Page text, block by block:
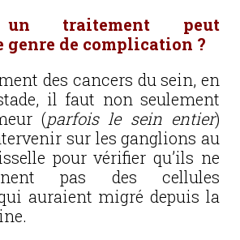
un traitement peut
genre de complication ?
des cancers du sein, en
il faut non seulement
(parfois le sein entier)
sur les ganglions au
pour vérifier qu’ils ne
pas des cellules
auraient migré depuis la